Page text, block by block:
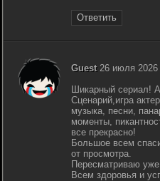
Ответить
Guest26 июля 2026
Шикарный сериал!
Сценарий,игра
музыка, песни,
моменты,
все прекрасно!
Большое всем
от просмотра.
Пересматриваю
Всем здоровья и